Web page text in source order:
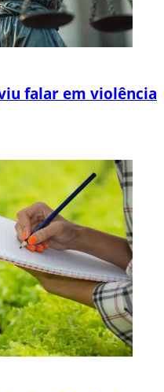
falar em violência